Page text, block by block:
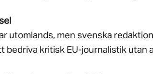
utomlands, men svenska
bedriva kritisk EU-journalistik utan